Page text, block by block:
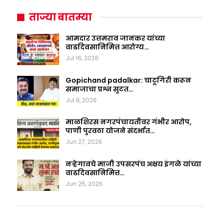
ताज्या बातम्या
आमदार उत्तमराव जानकर यांच्या
वाढदिवसानिमित्त आरोग्य…
Jul 16, 2026
Gopichand padalkar: चाटूगिरी करून
समाजाचा प्रश्न सुटत…
Jul 8, 2026
माळशिरस नगरपंचायतीवर गंभीर आरोप,
पाणी पुरवठा योजने संदर्भात…
Jun 27, 2026
नऱ्हेगावचे माजी उपसरपंच अक्षय इंगळे यांच्या
वाढदिवसानिमित्त…
Jun 25, 2026